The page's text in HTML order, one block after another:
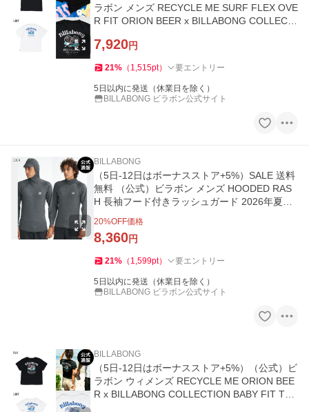
ラボン メンズ RECYCLE ME SURF FLEX OVE
R FIT ORION BEER x BILLABONG COLLECTI
7,920円
21% （ 1,515pt） 要エントリー
5日以内に発送（休業日を除く）
BILLABONG ビラボン公式サイト
BILLABONG
（5日-12日はボーナスストア+5%）SALE 送料
無料 （公式）ビラボン メンズ HOODED RAS
H 長袖フード付きラッシュガード 2026年夏モ
20%OFF価格
8,360円
21% （ 1,599pt） 要エントリー
5日以内に発送（休業日を除く）
BILLABONG ビラボン公式サイト
BILLABONG
（5日-12日はボーナスストア+5%）（公式）ビ
ラボン ウィメンズ RECYCLE ME ORION BEE
R x BILLABONG COLLECTION BABY FIT Tシ